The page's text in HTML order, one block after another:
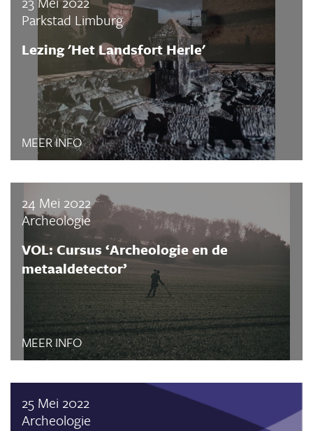
Parkstad Limburg
Lezing 'Het Landsfort Herle'
MEER INFO
24 Mei 2022
Archeologie
VOL: Cursus ‘Archeologie en de
metaaldetector’
MEER INFO
25 Mei 2022
Archeologie